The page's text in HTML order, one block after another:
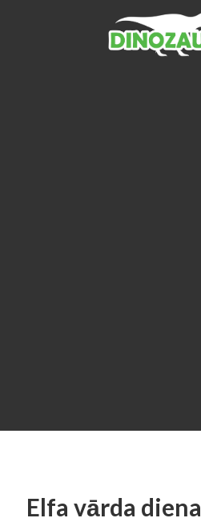
Elfa vārda diena